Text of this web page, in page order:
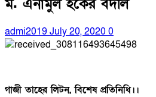
ম. এনামুল হকের বদলি
admi2019July 20, 2020 0
গাজী তাহের লিটন, বিশেষ প্রতিনিধি।।